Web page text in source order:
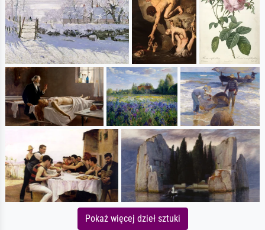
Pokaż więcej dzieł sztuki